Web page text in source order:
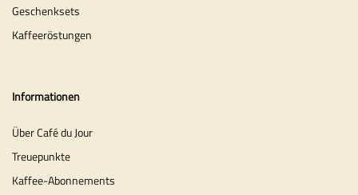
Geschenksets
Kaffeeröstungen
Informationen
Über Café du Jour
Treuepunkte
Kaffee-Abonnements